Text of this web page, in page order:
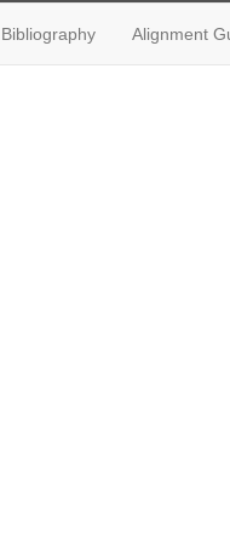
Bibliography Alignment